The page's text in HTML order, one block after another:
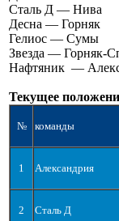
Сталь Д — Нива
Десна — Горняк
Гелиос — Сумы
Звезда — Горняк-
Нафтяник —
Текущее
№ команды
1 Александрия
2 Сталь Д